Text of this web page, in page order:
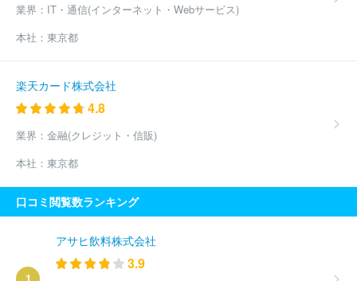
業界： IT・通信(インターネット・Webサービス)
本社： 東京都
楽天カード株式会社
4.8
業界： 金融(クレジット・信販)
本社： 東京都
口コミ閲覧数ランキング
アサヒ飲料株式会社
3.9